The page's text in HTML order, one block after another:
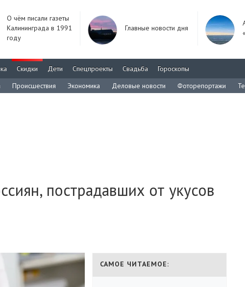
О чём писали газеты
Калининграда в 1991
году
Главные новости дня
Скидки Дети Спецпроекты Свадьба
Гороскопы
Происшествия Экономика Деловые новости Фоторепортажи
пострадавших от укусов
САМОЕ ЧИТАЕМОЕ: